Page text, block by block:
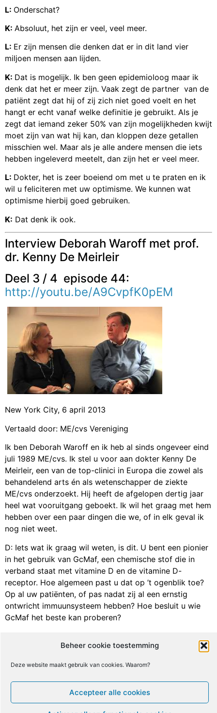
Beheer cookie toestemming
Deze website maakt gebruik van cookies. Waarom?
Accepteer alle cookies
L: Onderschat?
K: Absoluut, het zijn er veel, veel meer.
L: Er zijn mensen die denken dat er in dit land vier
miljoen mensen aan lijden.
K: Dat is mogelijk. Ik ben geen epidemioloog maar ik
denk dat het er meer zijn. Vaak zegt de partner van de
patiënt zegt dat hij of zij zich niet goed voelt en het
hangt er echt vanaf welke definitie je gebruikt. Als je
zegt dat iemand zeker 50% van zijn mogelijkheden kwijt
moet zijn van wat hij kan, dan kloppen deze getallen
misschien wel. Maar als je alle andere mensen die iets
hebben ingeleverd meetelt, dan zijn het er veel meer.
L: Dokter, het is zeer boeiend om met u te praten en ik
wil u feliciteren met uw optimisme. We kunnen wat
optimisme hierbij goed gebruiken.
K: Dat denk ik ook.
Interview Deborah Waroff met prof.
dr. Kenny De Meirleir
Deel 3 / 4 episode 44:
http://youtu.be/A9CvpfK0pEM
New York City, 6 april 2013
Vertaald door: ME/cvs Vereniging
Ik ben Deborah Waroff en ik heb al sinds ongeveer eind
juli 1989 ME/cvs. Ik stel u voor aan dokter Kenny De
Meirleir, een van de top-clinici in Europa die zowel als
behandelend arts én als wetenschapper de ziekte
ME/cvs onderzoekt. Hij heeft de afgelopen dertig jaar
heel wat vooruitgang geboekt. Ik wil het graag met hem
hebben over een paar dingen die we, of in elk geval ik
nog niet weet.
D: Iets wat ik graag wil weten, is dit. U bent een pionier
in het gebruik van GcMaf, een chemische stof die in
verband staat met vitamine D en de vitamine D-
receptor. Hoe algemeen past u dat op ’t ogenblik toe?
Op al uw patiënten, of pas nadat zij al een ernstig
ontwricht immuunsysteem hebben? Hoe besluit u wie
GcMaf het beste kan proberen?
Ten tweede passen we het alleen toe bij degenen met
GcMaf, het GcMaf dat ons lichaam aanmaakt vernietigt.
Dat is een tweede vereiste. We passen het ook alleen
toe bij hen van wie we zeker weten dat zij geen IRIS-
reactie krijgen. Want patiënten die zwaar overbelast zijn